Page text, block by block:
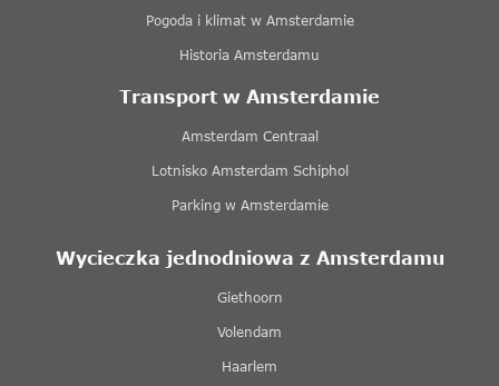
Pogoda i klimat w Amsterdamie
Historia Amsterdamu
Transport w Amsterdamie
Amsterdam Centraal
Lotnisko Amsterdam Schiphol
Parking w Amsterdamie
Wycieczka jednodniowa z Amsterdamu
Giethoorn
Volendam
Haarlem